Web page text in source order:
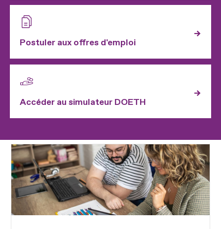
Postuler aux offres d'emploi
Accéder au simulateur DOETH
Fichier